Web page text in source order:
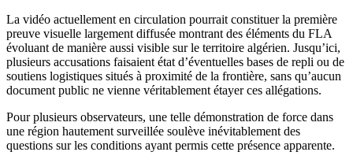
La vidéo actuellement en circulation pourrait constituer la première
preuve visuelle largement diffusée montrant des éléments du FLA
évoluant de manière aussi visible sur le territoire algérien. Jusqu’ici,
plusieurs accusations faisaient état d’éventuelles bases de repli ou de
soutiens logistiques situés à proximité de la frontière, sans qu’aucun
document public ne vienne véritablement étayer ces allégations.
Pour plusieurs observateurs, une telle démonstration de force dans
une région hautement surveillée soulève inévitablement des
questions sur les conditions ayant permis cette présence apparente.